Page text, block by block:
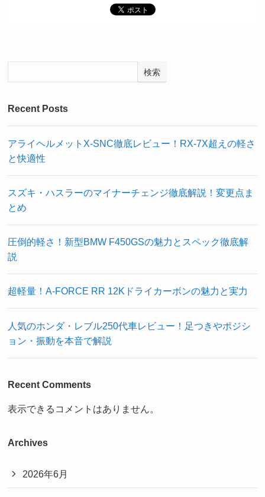
検索
Recent Posts
アライヘルメットX-SNC徹底レビュー！RX-7X超えの軽さ
と快適性
スズキ・ハスラーのマイナーチェンジ徹底解説！変更点ま
とめ
圧倒的軽さ！新型BMW F450GSの魅力とスペック徹底解
説
超軽量！A-FORCE RR 12Kドライカーボンの魅力と実力
人気のホンダ・レブル250代車レビュー！足つきやポジシ
ョン・振動を本音で解説
Recent Comments
表示できるコメントはありません。
Archives
2026年6月